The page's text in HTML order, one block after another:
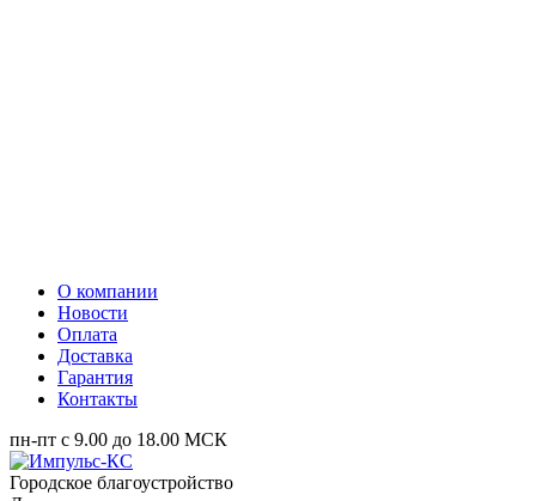
О компании
Новости
Оплата
Доставка
Гарантия
Контакты
пн-пт с 9.00 до 18.00 МСК
Городское благоустройство